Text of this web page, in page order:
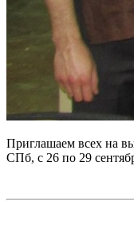
Приглашаем всех на
СПб, с 26 по 29